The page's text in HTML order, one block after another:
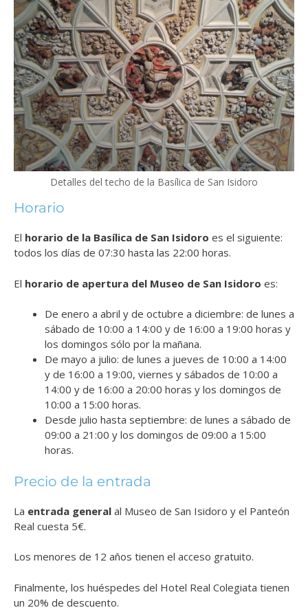
Detalles del techo de la Basílica de San Isidoro
Horario
El horario de la Basílica de San Isidoro es el siguiente:
todos los días de 07:30 hasta las 22:00 horas.
El horario de apertura del Museo de San Isidoro es:
De enero a abril y de octubre a diciembre: de lunes a
sábado de 10:00 a 14:00 y de 16:00 a 19:00 horas y
los domingos sólo por la mañana.
De mayo a julio: de lunes a jueves de 10:00 a 14:00
y de 16:00 a 19:00, viernes y sábados de 10:00 a
14:00 y de 16:00 a 20:00 horas y los domingos de
10:00 a 15:00 horas.
Desde julio hasta septiembre: de lunes a sábado de
09:00 a 21:00 y los domingos de 09:00 a 15:00
horas.
Precio de la entrada
La entrada general al Museo de San Isidoro y el Panteón
Real cuesta 5€.
Los menores de 12 años tienen el acceso gratuito.
Finalmente, los huéspedes del Hotel Real Colegiata tienen
un 20% de descuento.